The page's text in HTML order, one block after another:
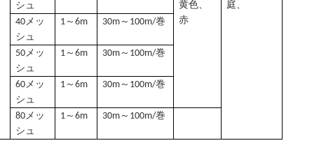
黄色、
赤
庭、
シュ
40メッ
シュ
1～6m 30m～100m/巻
50メッ
シュ
1～6m 30m～100m/巻
60メッ
シュ
1～6m 30m～100m/巻
80メッ
シュ
1～6m 30m～100m/巻